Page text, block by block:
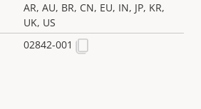
AR, AU, BR, CN, EU, IN, JP, KR,
UK, US
02842-001